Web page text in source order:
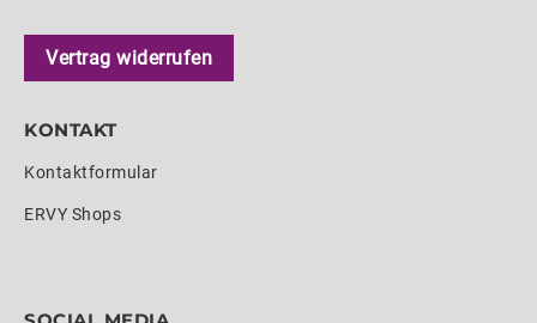
Vertrag widerrufen
KONTAKT
Kontaktformular
ERVY Shops